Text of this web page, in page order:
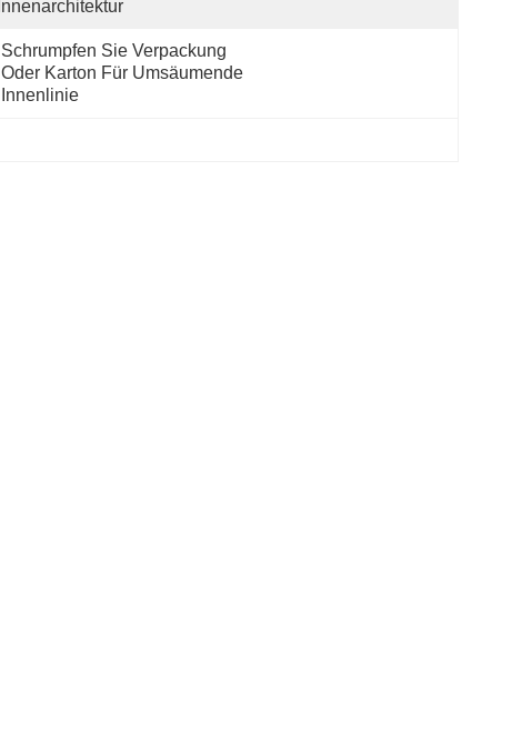
Innenarchitektur
Schrumpfen Sie Verpackung
Oder Karton Für Umsäumende
Innenlinie